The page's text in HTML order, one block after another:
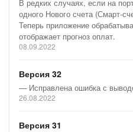
В редких случаях, если на
одного Нового счета (Смарт-
Теперь приложение
отображает прогноз оплат.
08.09.2022
Версия 32
— Исправлена ошибка с
26.08.2022
Версия 31